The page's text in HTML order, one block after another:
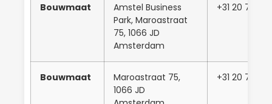
Bouwmaat
Amstel Business
Park, Maroastraat
75, 1066 JD
Amsterdam
+31 20 760
Bouwmaat
Maroastraat 75,
1066 JD
+31 20 760